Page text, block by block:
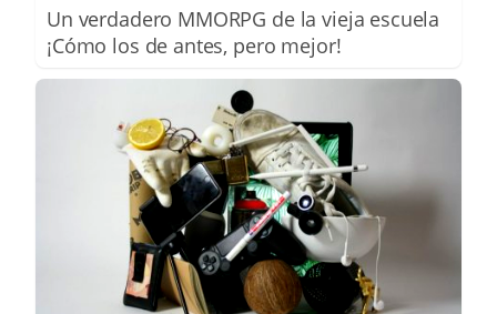
Un verdadero MMORPG de la vieja escuela
¡Cómo los de antes, pero mejor!